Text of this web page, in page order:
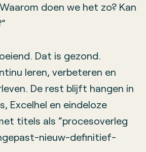
doen we het zo? Kan
Dat is gezond.
leren, verbeteren en
De rest blijft hangen in
Excelhel en eindeloze
titels als “procesoverleg
nieuw-definitief-